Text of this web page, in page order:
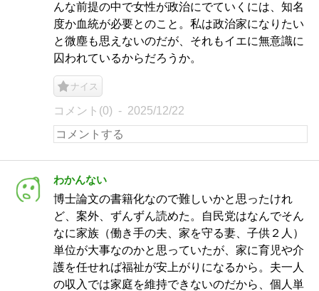
んな前提の中で女性が政治にでていくには、知名
度か血統が必要とのこと。私は政治家になりたい
と微塵も思えないのだが、それもイエに無意識に
囚われているからだろうか。
ナイス
コメント(0) 2025/12/22
わかんない
博士論文の書籍化なので難しいかと思ったけれ
ど、案外、ずんずん読めた。自民党はなんでそん
なに家族（働き手の夫、家を守る妻、子供２人）
単位が大事なのかと思っていたが、家に育児や介
護を任せれば福祉が安上がりになるから。夫一人
の収入では家庭を維持できないのだから、個人単